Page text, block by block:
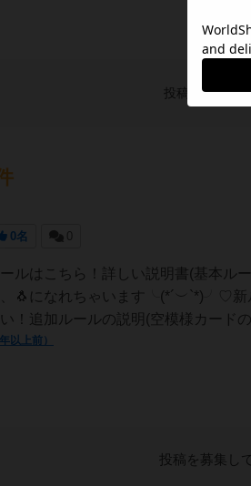
投稿を募集し
0名 0
ルはこちら！詳しい説明書(基本ル
🐧になれちゃいます╰(*´︶`*)╯♡新
！追加ルールの説明(空模様カード
以上前）
投稿を募集し